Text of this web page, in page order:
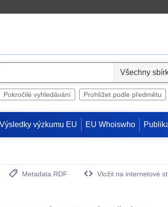
Pokročilé vyhledávání Prohlížet podle předmětu
Výsledky výzkumu EU EU Whoiswho
Metadata RDF
Vložit na internetové